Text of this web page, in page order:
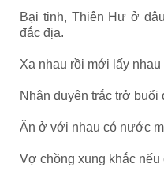
Bại tinh, Thiên Hư ở
đắc địa.
Xa nhau rồi mới lấy
Nhân duyên trắc trở buổi
Ăn ở với nhau có nước
Vợ chồng xung khắc